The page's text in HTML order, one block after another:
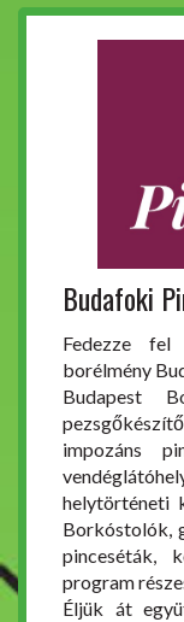
Budafoki
Fedezze
borélmény
Budapest
impozáns
helytörténeti
Borkóstolók,
pinceséták,
program
Éljük át